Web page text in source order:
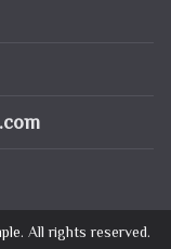
. All rights reserved.